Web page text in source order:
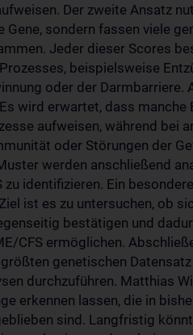
Der zweite Ansatz
Gene, sondern fassen viele
Jeder dieser Scores
beispielsweise
oder der Darmbarriere.
wird erwartet, dass
aufweisen, während bei
oder Störungen der
werden anschließend
zu identifizieren. Ein
ist es zu untersuchen, ob
bestätigen und
CFS ermöglichen.
genetischen
durchzuführen. Matthias
erkennen lassen, die in
sind. Langfristig